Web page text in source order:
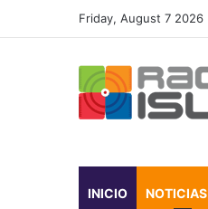
Friday, August 7 2026
INICIO NOTICIAS